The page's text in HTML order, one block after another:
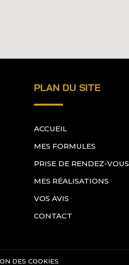
PLAN DU SITE
ACCUEIL
MES FORMULES
PRISE DE RENDEZ-VOUS
MES RÉALISATIONS
VOS AVIS
CONTACT
DES COOKIES